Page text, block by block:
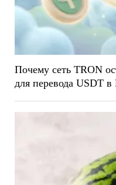
Почему сеть TRON
для перевода USDT